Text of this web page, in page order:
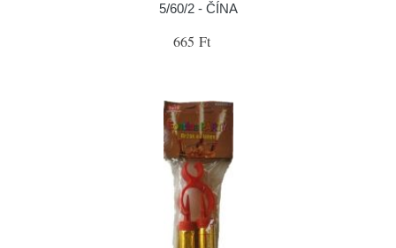
5/60/2 - ČÍNA
665 Ft